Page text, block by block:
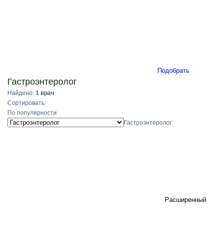
Подобрать
Гастроэнтеролог
Найдено: 1 врач
Сортировать:
По популярности
Гастроэнтеролог
Расширенный